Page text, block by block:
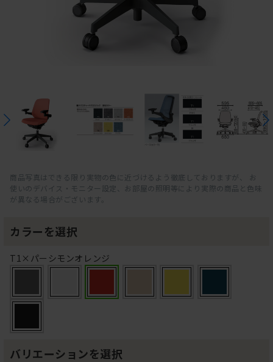
商品写真はできる限り実物の色に近づけるよう徹底しておりますが、 お
使いのデバイス・モニター設定、お部屋の照明等により実際の商品と色味
が異なる場合がございます。
カラーを選択
T1×パーシモンオレンジ
バリエーションを選択